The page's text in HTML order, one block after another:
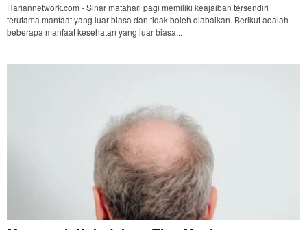
Hariannetwork.com - Sinar matahari pagi memiliki keajaiban tersendiri
terutama manfaat yang luar biasa dan tidak boleh diabaikan. Berikut adalah
beberapa manfaat kesehatan yang luar biasa...